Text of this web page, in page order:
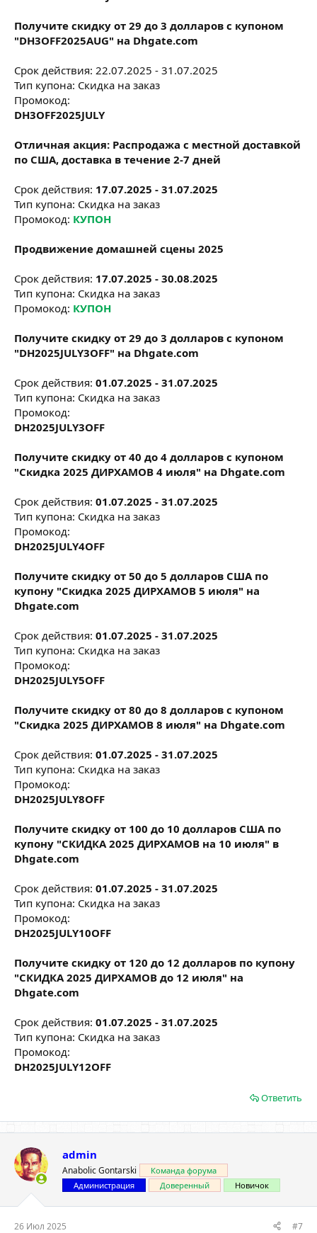
Получите скидку от 29 до 3 долларов с купоном
"DH3OFF2025AUG" на Dhgate.com
Срок действия: 22.07.2025 - 31.07.2025
Тип купона: Скидка на заказ
Промокод:
DH3OFF2025JULY
Отличная акция: Распродажа с местной доставкой
по США, доставка в течение 2-7 дней
Срок действия: 17.07.2025 - 31.07.2025
Тип купона: Скидка на заказ
Промокод: КУПОН
Продвижение домашней сцены 2025
Срок действия: 17.07.2025 - 30.08.2025
Тип купона: Скидка на заказ
Промокод: КУПОН
Получите скидку от 29 до 3 долларов с купоном
"DH2025JULY3OFF" на Dhgate.com
Срок действия: 01.07.2025 - 31.07.2025
Тип купона: Скидка на заказ
Промокод:
DH2025JULY3OFF
Получите скидку от 40 до 4 долларов с купоном
"Скидка 2025 ДИРХАМОВ 4 июля" на Dhgate.com
Срок действия: 01.07.2025 - 31.07.2025
Тип купона: Скидка на заказ
Промокод:
DH2025JULY4OFF
Получите скидку от 50 до 5 долларов США по
купону "Скидка 2025 ДИРХАМОВ 5 июля" на
Dhgate.com
Срок действия: 01.07.2025 - 31.07.2025
Тип купона: Скидка на заказ
Промокод:
DH2025JULY5OFF
Получите скидку от 80 до 8 долларов с купоном
"Скидка 2025 ДИРХАМОВ 8 июля" на Dhgate.com
Срок действия: 01.07.2025 - 31.07.2025
Тип купона: Скидка на заказ
Промокод:
DH2025JULY8OFF
Получите скидку от 100 до 10 долларов США по
купону "СКИДКА 2025 ДИРХАМОВ на 10 июля" в
Dhgate.com
Срок действия: 01.07.2025 - 31.07.2025
Тип купона: Скидка на заказ
Промокод:
DH2025JULY10OFF
Получите скидку от 120 до 12 долларов по купону
"СКИДКА 2025 ДИРХАМОВ до 12 июля" на
Dhgate.com
Срок действия: 01.07.2025 - 31.07.2025
Тип купона: Скидка на заказ
Промокод:
DH2025JULY12OFF
Ответить
admin
Anabolic Gontarski
Команда форума
Администрация
Доверенный Новичок
26 Июл 2025 #7